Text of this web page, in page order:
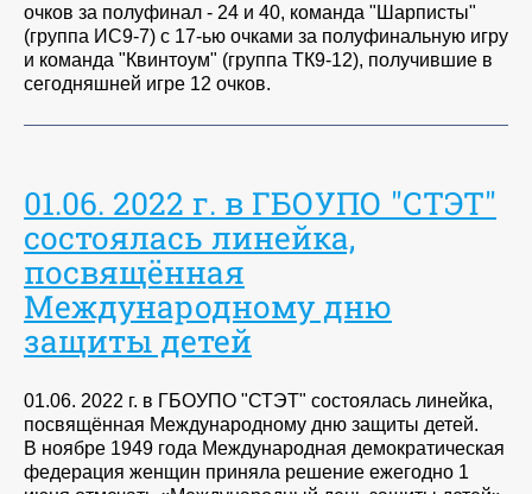
очков за полуфинал - 24 и 40, команда "Шарписты"
(группа ИС9-7) с 17-ью очками за полуфинальную игру
и команда "Квинтоум" (группа ТК9-12), получившие в
сегодняшней игре 12 очков.
01.06. 2022 г. в ГБОУПО "СТЭТ"
состоялась линейка,
посвящённая
Международному дню
защиты детей
01.06. 2022 г. в ГБОУПО "СТЭТ" состоялась линейка,
посвящённая Международному дню защиты детей.
В ноябре 1949 года Международная демократическая
федерация женщин приняла решение ежегодно 1